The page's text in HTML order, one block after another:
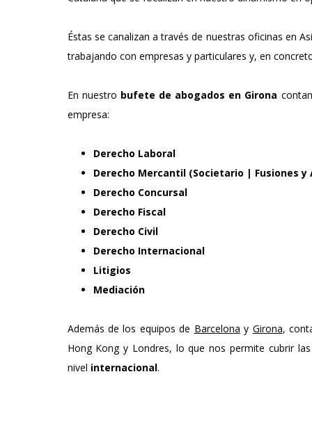
Éstas se canalizan a través de nuestras oficinas en
trabajando con empresas y particulares y, en
En nuestro bufete de abogados en Girona
empresa:
Derecho Laboral
Derecho Mercantil (Societario | Fusiones y
Derecho Concursal
Derecho Fiscal
Derecho Civil
Derecho Internacional
Litigios
Mediación
Además de los equipos de Barcelona y Girona,
Hong Kong y Londres, lo que nos permite cubrir
nivel internacional.